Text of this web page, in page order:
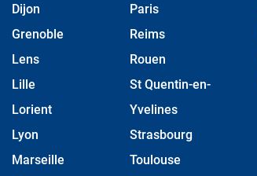
Dijon
Grenoble
Lens
Lille
Lorient
Lyon
Marseille
Paris
Reims
Rouen
St Quentin-en-
Yvelines
Strasbourg
Toulouse